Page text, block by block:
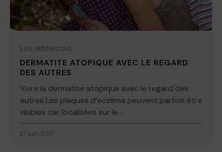
LES MÉDECINS
DERMATITE ATOPIQUE AVEC LE REGARD
DES AUTRES
Vivre la dermatite atopique avec le regard des
autres Les plaques d’eczéma peuvent parfois être
visibles car localisées sur le...
27 juin 2017